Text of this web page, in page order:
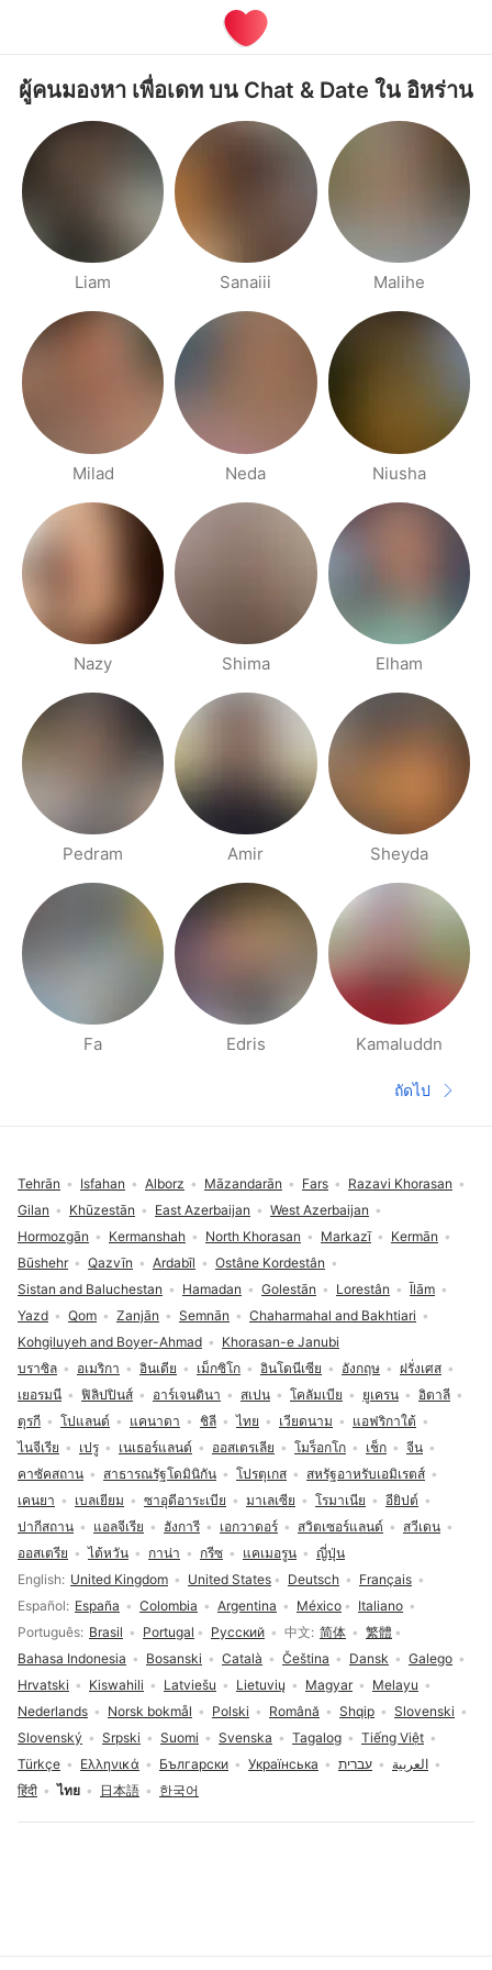
ผู้คนมองหา เพื่อเดท บน Chat & Date ใน อิหร่าน
Liam Sanaiii Malihe
Milad Neda Niusha
Nazy Shima Elham
Pedram Amir Sheyda
Fa Edris Kamaluddn
หน้าต่อไป
ถัดไป
การเลือกภาษา
English United Kingdom United States Deutsch
Français
Español
España Colombia Argentina México
Italiano
Português Brasil Portugal Русский 中文 简体
繁體
Bahasa Indonesia
Bosanski Català Čeština Dansk
Galego
Hrvatski
Kiswahili Latviešu Lietuvių Magyar
Melayu
Nederlands
Norsk bokmål Polski Română Shqip
Slovenski
Slovenský
Srpski Suomi Svenska Tagalog
Tiếng Việt
Türkçe
Ελληνικά Български Українська עברית
العربية
हिंदी
ไทย 日本語 한국어
บราซิล อเมริกา อินเดีย เม็กซิโก อินโดนีเซีย อังกฤษ
ฝรั่งเศส
เยอรมนี
ฟิลิปปินส์ อาร์เจนตินา สเปน โคลัมเบีย ยูเครน
อิตาลี
ตุรกี
โปแลนด์ แคนาดา ชิลี ไทย เวียดนาม
แอฟริกาใต้
ไนจีเรีย
เปรู เนเธอร์แลนด์ ออสเตรเลีย โมร็อกโก เช็ก
จีน
คาซัคสถาน
สาธารณรัฐโดมินิกัน โปรตุเกส
สหรัฐอาหรับเอมิเรตส์
เคนยา
เบลเยียม ซาอุดีอาระเบีย มาเลเซีย โรมาเนีย
อียิปต์
ปากีสถาน
แอลจีเรีย ฮังการี เอกวาดอร์ สวิตเซอร์แลนด์
สวีเดน
ออสเตรีย
ไต้หวัน กาน่า กรีซ แคเมอรูน ญี่ปุ่น
Tehrān Isfahan Alborz Māzandarān Fars
Razavi Khorasan
Gilan
Khūzestān East Azerbaijan
West Azerbaijan
Hormozgān
Kermanshah North Khorasan Markazī
Kermān
Būshehr
Qazvīn Ardabīl
Ostâne Kordestân
Sistan and Baluchestan
Hamadan Golestān Lorestân
Īlām
Yazd
Qom Zanjān Semnān
Chaharmahal and Bakhtiari
Kohgiluyeh and Boyer-Ahmad
Khorasan-e Janubi